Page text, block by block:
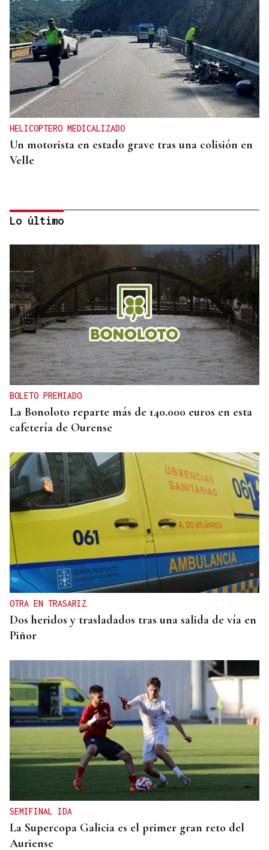
HELICOPTERO MEDICALIZADO
Un motorista en estado grave tras una colisión en
Velle
OBITUARIO
Muere Luis Díaz Núñez, socialista y dirigente
histórico de UGT en Ourense
Lo último
BOLETO PREMIADO
La Bonoloto reparte más de 140.000 euros en esta
cafetería de Ourense
OTRA EN TRASARIZ
Dos heridos y trasladados tras una salida de vía en
Piñor
SEMIFINAL IDA
La Supercopa Galicia es el primer gran reto del
Auriense